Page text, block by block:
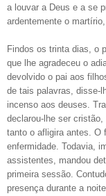
a louvar a Deus e a se
ardentemente o
Findos os trinta dias, o
que lhe agradeceu o
devolvido o pai aos
de tais palavras, disse-
incenso aos deuses.
declarou-lhe ser
tanto o afligira antes. O
enfermidade. Todavia,
assistentes, mandou
primeira sessão.
presença durante a